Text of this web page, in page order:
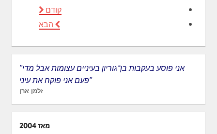
קודם
הבא
"אני פוסע בעקבות בן־גוריון בעיניים עצומות אבל מדי
פעם אני פוקח את עיני"
זלמן ארן
מאז 2004